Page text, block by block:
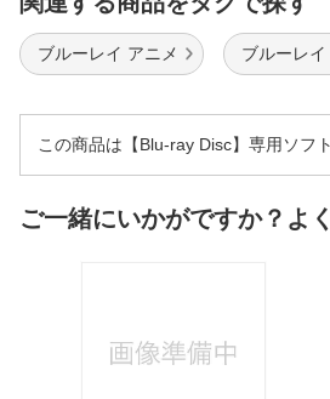
ブルーレイ アニメ ブルーレ
この商品は【Blu-ray Disc】専用ソフ
ご一緒にいかがですか？よ